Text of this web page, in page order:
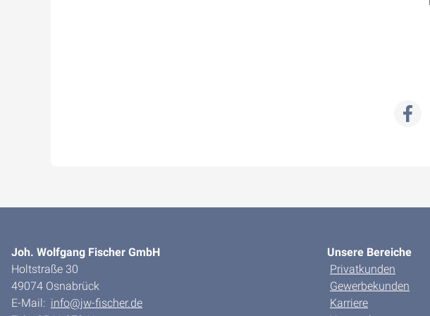
Joh. Wolfgang Fischer GmbH
Holtstraße 30
49074 Osnabrück
E-Mail: info@jw-fischer.de
Unsere Bereiche
Privatkunden
Gewerbekunden
Karriere